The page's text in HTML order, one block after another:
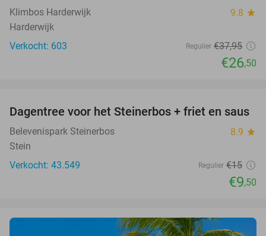
Klimbos Harderwijk 9.8 star
Harderwijk
Verkocht: 603
Regulier €37,95
€26,50
37%
Dagentree voor het Steinerbos + friet en saus
Belevenispark Steinerbos 8.9 star
Stein
Verkocht: 43.549
Regulier €15
€9,50